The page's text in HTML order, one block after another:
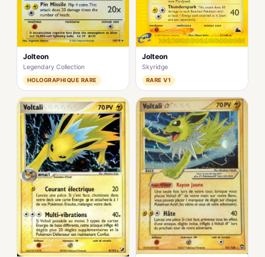
Jolteon
Legendary Collection
HOLOGRAPHIQUE RARE
Jolteon
Skyridge
RARE V1